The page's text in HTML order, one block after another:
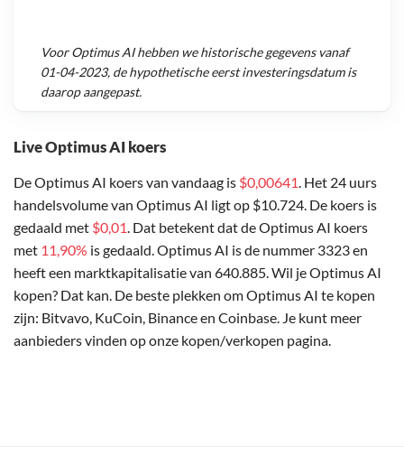
Live Optimus AI koers
De Optimus AI koers van vandaag is $0,00641. Het 24 uurs
handelsvolume van Optimus AI ligt op $10.724. De koers is
gedaald met $0,01. Dat betekent dat de Optimus AI koers
met 11,90% is gedaald. Optimus AI is de nummer 3323 en
heeft een marktkapitalisatie van 640.885. Wil je Optimus AI
kopen? Dat kan. De beste plekken om Optimus AI te kopen
zijn: Bitvavo, KuCoin, Binance en Coinbase. Je kunt meer
aanbieders vinden op onze kopen/verkopen pagina.
VoorOptimus AIhebben we historische gegevens vanaf
01-04-2023, de hypothetische eerst investeringsdatum is
daarop aangepast.